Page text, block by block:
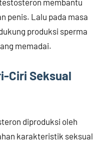
penis. Lalu pada masa
produksi sperma
memadai.
Ciri Seksual
diproduksi oleh
karakteristik seksual